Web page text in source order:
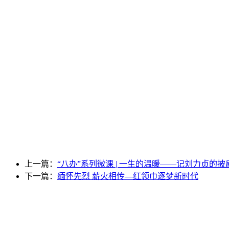
上一篇： “八办”系列微课 | 一生的温暖——记刘力贞的披
下一篇： 缅怀先烈 薪火相传—红领巾逐梦新时代